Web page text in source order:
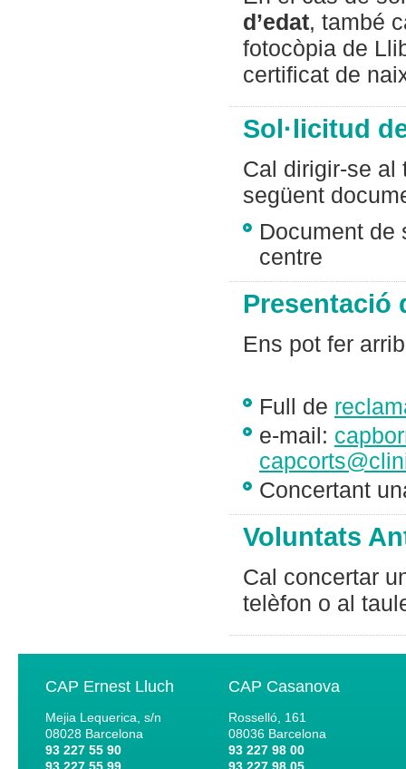
d’edat, també
fotocòpia de
certificat de
Sol·licitud
Cal dirigir-se al
següent
Document de
centre
Presentació
Ens pot fer
Full de
e-mail:
Concertant
Voluntats
Cal concertar
telèfon o al
CAP Ernest Lluch
Mejia Lequerica, s/n
08028 Barcelona
93 227 55 90
CAP Casanova
Rosselló, 161
08036 Barcelona
93 227 98 00